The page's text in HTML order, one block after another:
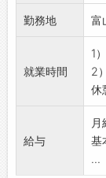
で
【
・
長
◎
・
業
◇
・
境
【
勤務地 富
就業時間
1
2
休
給与
基
...